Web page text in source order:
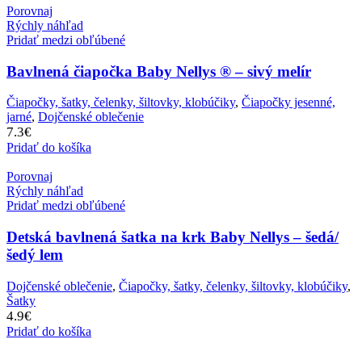
Porovnaj
Rýchly náhľad
Pridať medzi obľúbené
Bavlnená čiapočka Baby Nellys ® – sivý melír
Čiapočky, šatky, čelenky, šiltovky, klobúčiky, Čiapočky jesenné,
jarné, Dojčenské oblečenie
7.3€
Pridať do košíka
Porovnaj
Rýchly náhľad
Pridať medzi obľúbené
Detská bavlnená šatka na krk Baby Nellys – šedá/
šedý lem
Dojčenské oblečenie, Čiapočky, šatky, čelenky, šiltovky, klobúčiky,
Šatky
4.9€
Pridať do košíka